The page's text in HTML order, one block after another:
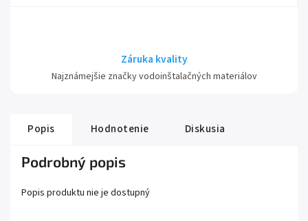
Záruka kvality
Najznámejšie značky vodoinštalačných materiálov
Popis Hodnotenie Diskusia
Podrobný popis
Popis produktu nie je dostupný